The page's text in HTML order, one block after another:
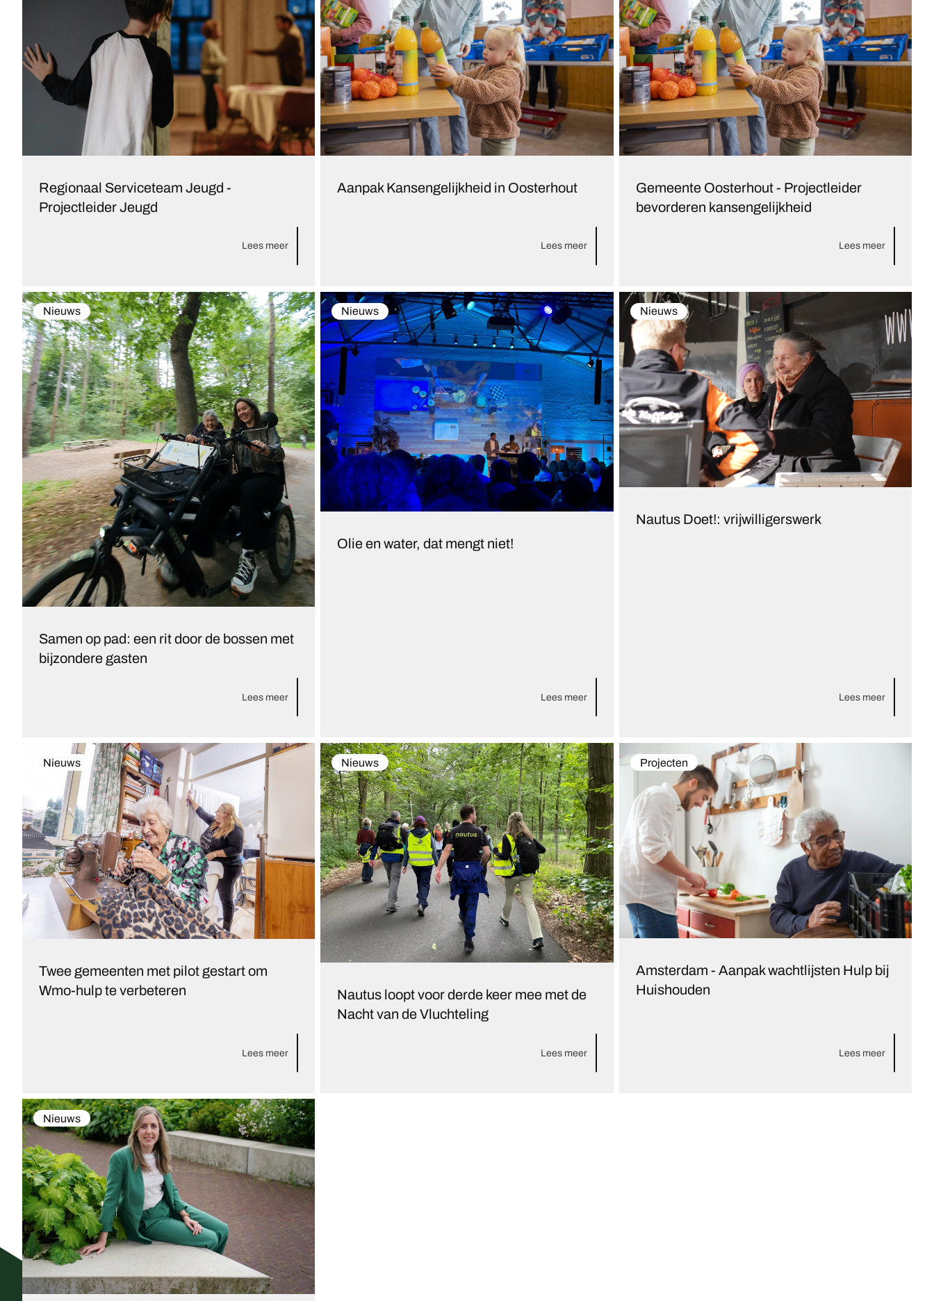
Regionaal Serviceteam Jeugd -
Projectleider Jeugd
Lees meer
Aanpak Kansengelijkheid in Oosterhout
Lees meer
Gemeente Oosterhout - Projectleider
bevorderen kansengelijkheid
Lees meer
Nieuws
Samen op pad: een rit door de bossen met
bijzondere gasten
Lees meer
Nieuws
Olie en water, dat mengt niet!
Lees meer
Nieuws
Nautus Doet!: vrijwilligerswerk
Lees meer
Nieuws
Twee gemeenten met pilot gestart om
Wmo-hulp te verbeteren
Lees meer
Nieuws
Nautus loopt voor derde keer mee met de
Nacht van de Vluchteling
Lees meer
Projecten
Amsterdam - Aanpak wachtlijsten Hulp bij
Huishouden
Lees meer
Nieuws